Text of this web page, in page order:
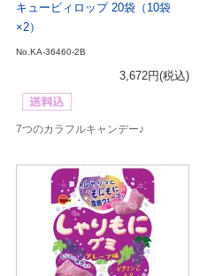
キュービィロップ 20袋（10袋
×2）
No.KA-36460-2B
3,672円(税込)
7つのカラフルキャンデー♪